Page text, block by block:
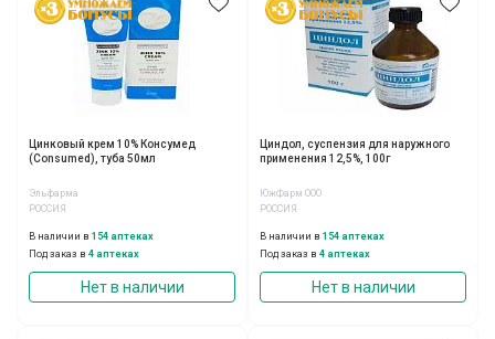
Цинковый крем 10% Консумед
(Consumed), туба 50мл
Эльфарма
РОССИЯ
В наличии в 154 аптеках
Под заказ в 4 аптеках
Нет в наличии
Циндол, суспензия для наружного
применения 12,5%, 100г
ЮжФарм ООО
РОССИЯ
В наличии в 154 аптеках
Под заказ в 4 аптеках
Нет в наличии